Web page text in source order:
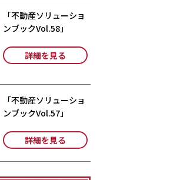
「不動産ソリューショ
ンブックVol.58」
詳細を見る
「不動産ソリューショ
ンブックVol.57」
詳細を見る